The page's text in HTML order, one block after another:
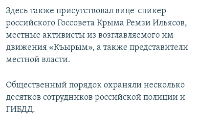
Здесь также присутствовал вице-спикер
российского Госсовета Крыма Ремзи Ильясов,
местные активисты из возглавляемого им
движения «Къырым», а также представители
местной власти.
Общественный порядок охраняли несколько
десятков сотрудников российской полиции и
ГИБДД.